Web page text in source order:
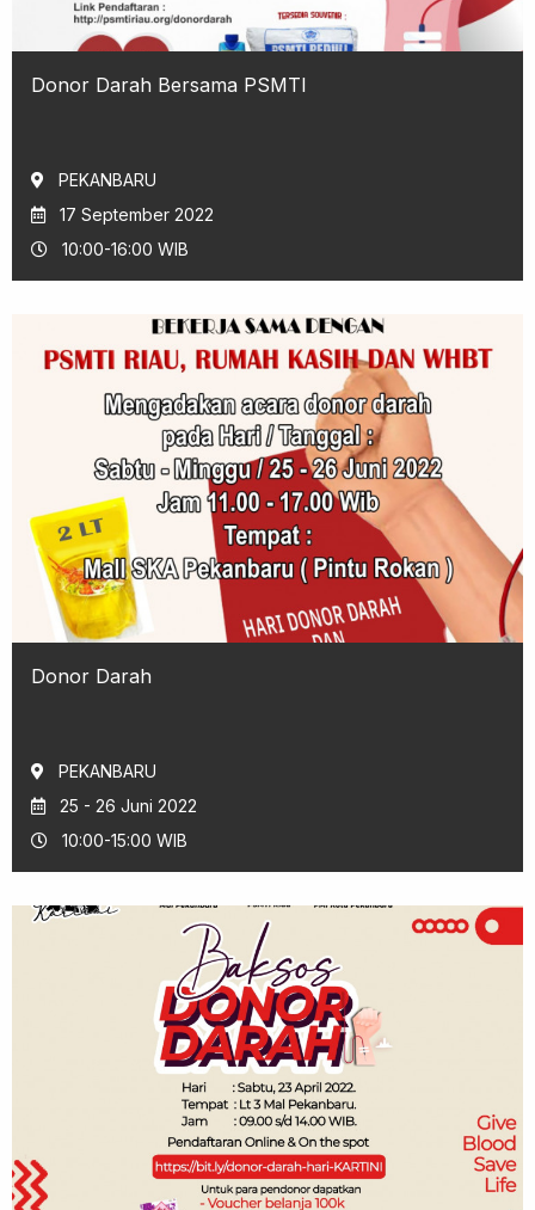
Donor Darah Bersama PSMTI
PEKANBARU
17 September 2022
10:00-16:00 WIB
Donor Darah
PEKANBARU
25 - 26 Juni 2022
10:00-15:00 WIB